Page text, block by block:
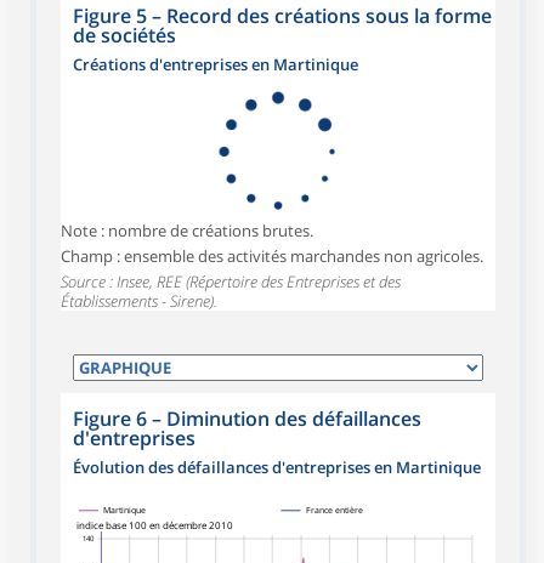
Figure 5– Record des créations sous la forme
de sociétés
Créations d'entreprises en Martinique
Note : nombre de créations brutes.
Champ : ensemble des activités marchandes non agricoles.
Source : Insee, REE (Répertoire des Entreprises et des
Établissements - Sirene).
Figure 6– Diminution des défaillances
d'entreprises
Évolution des défaillances d'entreprises en Martinique
140
indice base 100 en décembre 2010
Martinique France entière